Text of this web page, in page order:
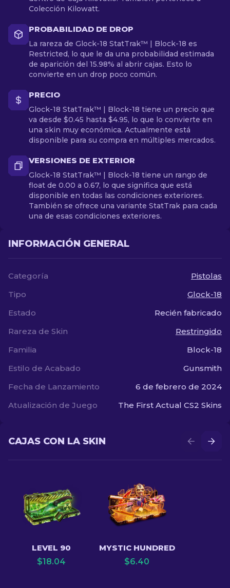
Colección Kilowatt.
PROBABILIDAD DE DROP
La rareza de Glock-18 StatTrak™ | Block-18 es
Restricted, lo que le da una probabilidad estimada
de aparición del 15.98% al abrir cajas. Esto lo
convierte en un drop poco común.
PRECIO
Glock-18 StatTrak™ | Block-18 tiene un precio que
va desde $0.45 hasta $4.95, lo que lo convierte en
una skin muy económica. Actualmente está
disponible para su compra en múltiples mercados.
VERSIONES DE EXTERIOR
Glock-18 StatTrak™ | Block-18 tiene un rango de
float de 0.00 a 0.67, lo que significa que está
disponible en todas las condiciones exteriores.
También se ofrece una variante StatTrak para cada
una de esas condiciones exteriores.
INFORMACIÓN GENERAL
Categoría
Pistolas
Tipo
Glock-18
Estado
Recién fabricado
Rareza de Skin
Restringido
Familia
Block-18
Estilo de Acabado
Gunsmith
Fecha de Lanzamiento
6 de febrero de 2024
Atualización de Juego
The First Actual CS2 Skins
CAJAS CON LA SKIN
LEVEL 90
$18.04
MYSTIC HUNDRED
$6.40